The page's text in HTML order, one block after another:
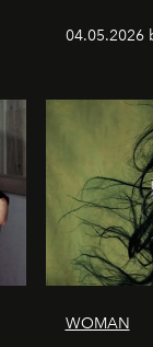
04.05.2026
WOMAN